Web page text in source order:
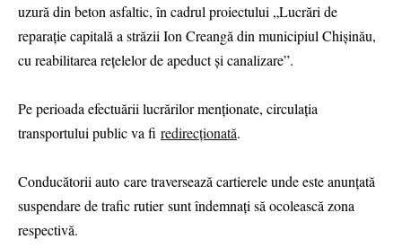
uzură din beton asfaltic, în cadrul proiectului „Lucrări de
reparație capitală a străzii Ion Creangă din municipiul Chișinău,
cu reabilitarea rețelelor de apeduct și canalizare”.
Pe perioada efectuării lucrărilor menționate, circulația
transportului public va fi redirecționată.
Conducătorii auto care traversează cartierele unde este anunțată
suspendare de trafic rutier sunt îndemnaţi să ocolească zona
respectivă.